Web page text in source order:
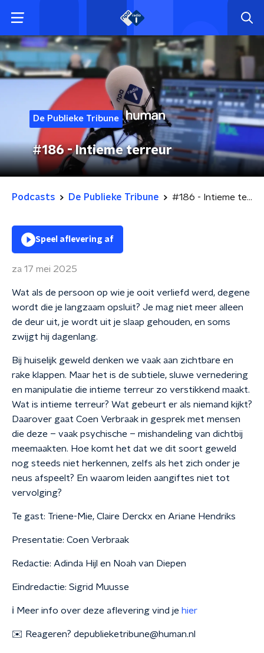
De Publieke Tribune
#186 - Intieme terreur
Podcasts De Publieke Tribune #186 - Intieme terreur
Speel aflevering af
za 17 mei 2025
Wat als de persoon op wie je ooit verliefd werd, degene
wordt die je langzaam opsluit? Je mag niet meer alleen
de deur uit, je wordt uit je slaap gehouden, en soms
zwijgt hij dagenlang.
Bij huiselijk geweld denken we vaak aan zichtbare en
rake klappen. Maar het is de subtiele, sluwe vernedering
en manipulatie die intieme terreur zo verstikkend maakt.
Wat is intieme terreur? Wat gebeurt er als niemand kijkt?
Daarover gaat Coen Verbraak in gesprek met mensen
die deze – vaak psychische – mishandeling van dichtbij
meemaakten. Hoe komt het dat we dit soort geweld
nog steeds niet herkennen, zelfs als het zich onder je
neus afspeelt? En waarom leiden aangiftes niet tot
vervolging?
Te gast: Triene-Mie, Claire Derckx en Ariane Hendriks
Presentatie: Coen Verbraak
Redactie: Adinda Hijl en Noah van Diepen
Eindredactie: Sigrid Muusse
ℹ️ Meer info over deze aflevering vind je hier
✉️ Reageren? depublieketribune@human.nl